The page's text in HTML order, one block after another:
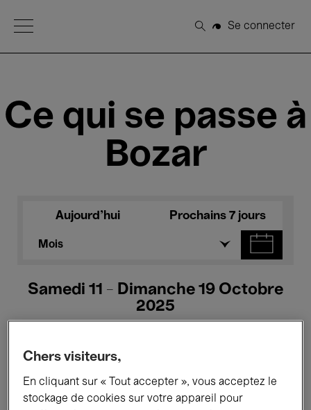
Open Menu
Rechercher
Se connecter
Ce qui se passe à
Bozar
Aujourd'hui Prochains 7 jours
Mois
Samedi 11 - Dimanche 19 Octobre
2025
Tous les événements
Chers visiteurs,
En cliquant sur « Tout accepter », vous acceptez le
stockage de cookies sur votre appareil pour